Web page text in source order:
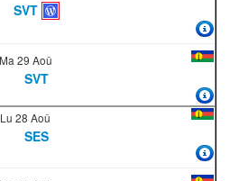
SVT
Ma 29 Aoû
SVT
Lu 28 Aoû
SES